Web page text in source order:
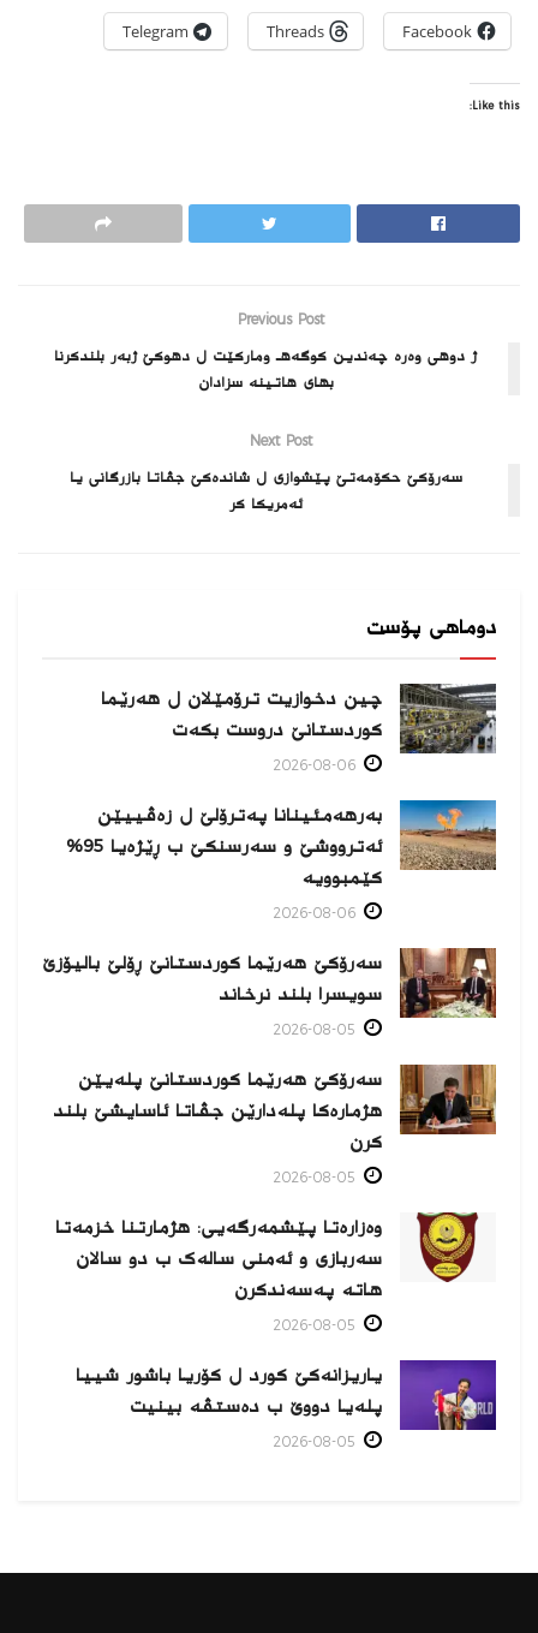
Facebook
Threads
Telegram
Like this:
Previous Post
ژ دوهی وه‌ره‌ چه‌ندین كوگه‌هـ وماركێت ل دهوكێ ژبه‌ر بلندكرنا
بهای هاتینه‌ سزادان
Next Post
سه‌رۆكێ حكۆمه‌تێ پێشوازى ل شانده‌كێ جڤاتا بازرگانى یا
ئه‌مریكا كر
دوماهی پۆست
چین دخوازیت ترۆمێلان ل هەرێما
كوردستانێ دروست بكەت
بەرهەمئینانا په‌ترۆلێ ل زه‌ڤییێن
ئەترووشێ و سەرسنكێ ب ڕێژەیا 95%
كێمبوویە
سەرۆکێ هەرێما کوردستانێ ڕۆلێ بالیۆزێ
سویسرا بلند نرخاند
سەرۆکێ هەرێما کوردستانێ پلەیێن
هژمارەكا پلەدارێن جڤاتا ئاسایشێ بلند
كرن
وەزارەتا پێشمەرگەیی: هژمارتنا خزمەتا
سەربازی و ئەمنی سالەک ب دو سالان
هاتە پەسەندكرن
یاریزانەكێ کورد ل کۆریا باشور شییا
پلەیا دووێ ب دەستڤە بینیت